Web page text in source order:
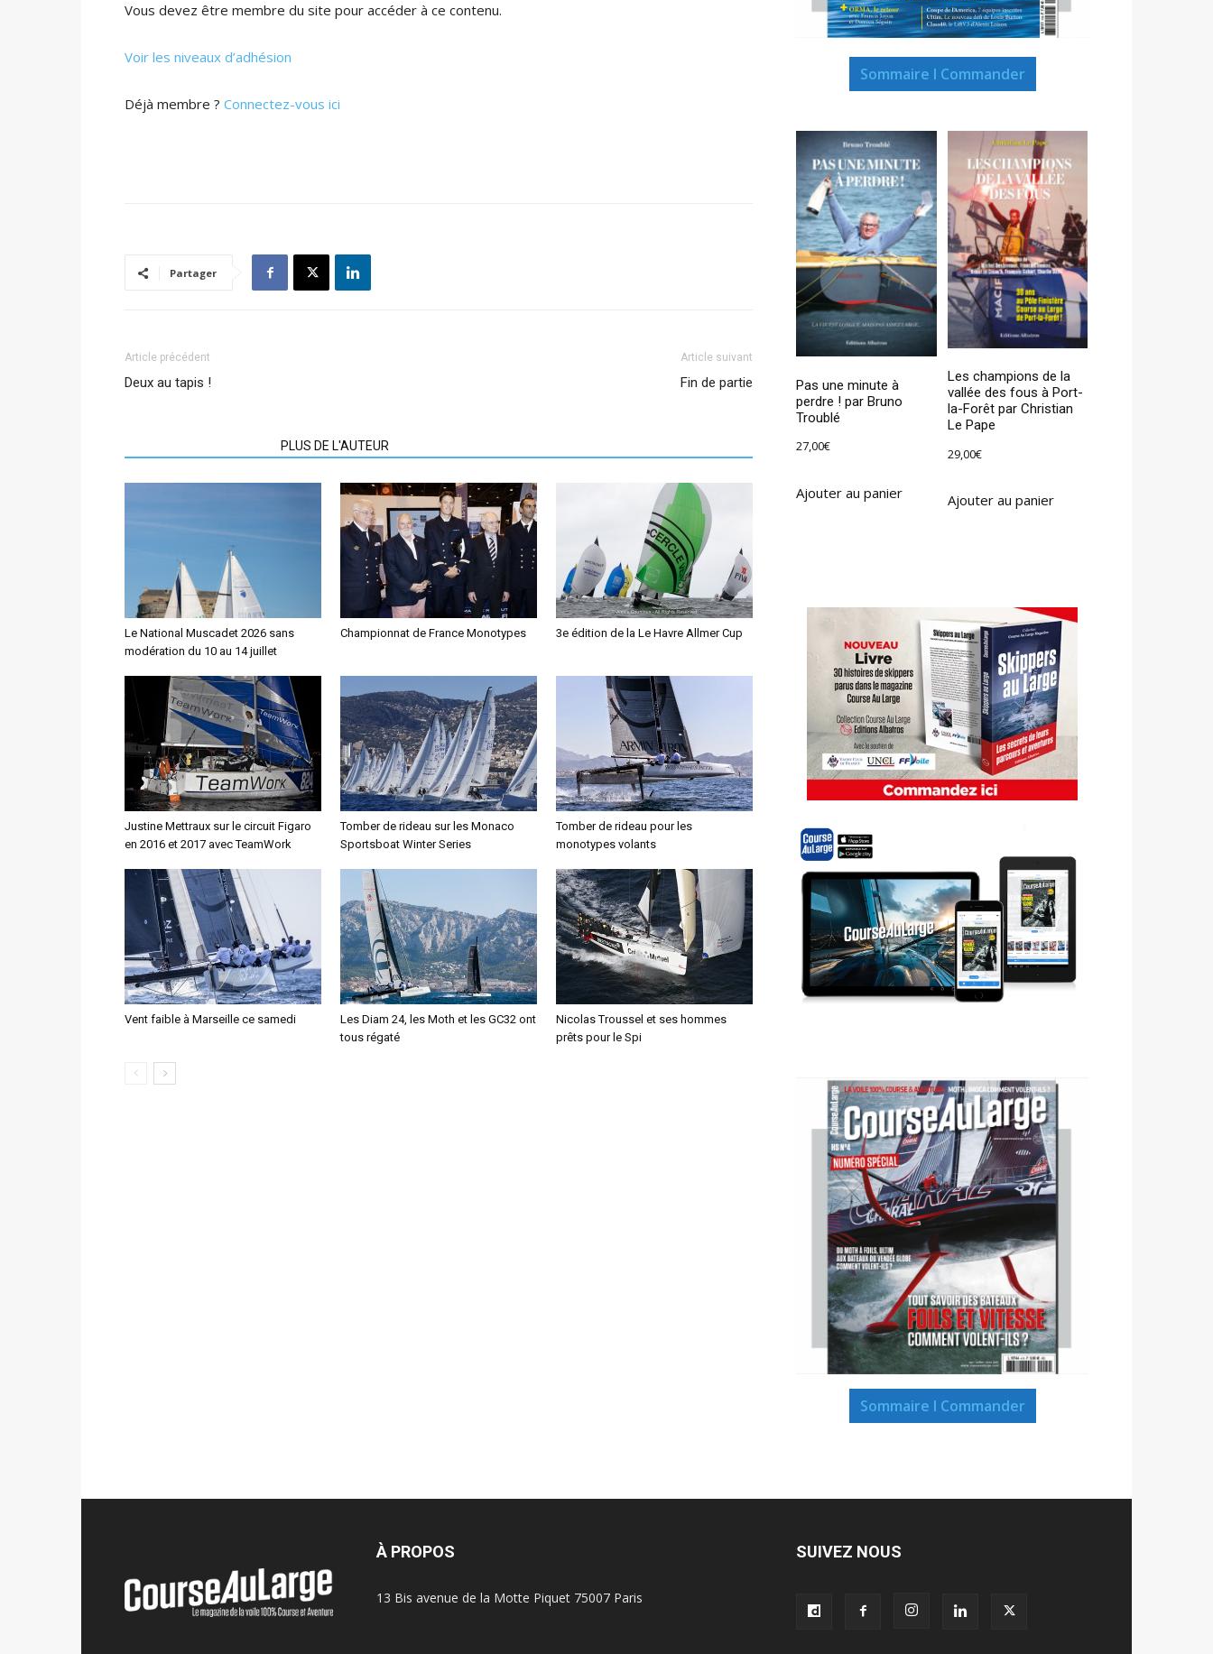
Vous devez être membre du site pour accéder à ce contenu.
Voir les niveaux d’adhésion
Déjà membre ? Connectez-vous ici
Partager
Article précédent
Deux au tapis !
Article suivant
Fin de partie
PLUS DE L'AUTEUR
Le National Muscadet 2026 sans
modération du 10 au 14 juillet
Championnat de France Monotypes 3e édition de la Le Havre Allmer Cup
Justine Mettraux sur le circuit Figaro
en 2016 et 2017 avec TeamWork
Tomber de rideau sur les Monaco
Sportsboat Winter Series
Tomber de rideau pour les
monotypes volants
Vent faible à Marseille ce samedi
Les Diam 24, les Moth et les GC32 ont
tous régaté
Nicolas Troussel et ses hommes
prêts pour le Spi
Sommaire I Commander
Pas une minute à
perdre ! par Bruno
Troublé
27,00€
Ajouter au panier
Les champions de la
vallée des fous à Port-
la-Forêt par Christian
Le Pape
29,00€
Ajouter au panier
Sommaire I Commander
À PROPOS
13 Bis avenue de la Motte Piquet 75007 Paris
SUIVEZ NOUS